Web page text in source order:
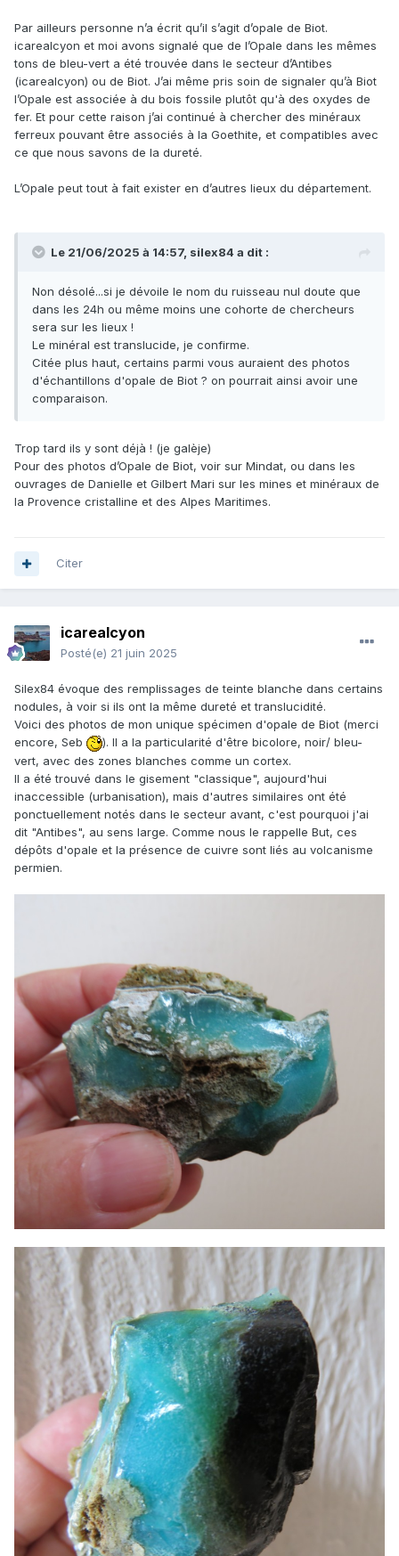
Par ailleurs personne n’a écrit qu’il s’agit d’opale de Biot.
icarealcyon et moi avons signalé que de l’Opale dans les mêmes
tons de bleu-vert a été trouvée dans le secteur d’Antibes
(icarealcyon) ou de Biot. J’ai même pris soin de signaler qu’à Biot
l’Opale est associée à du bois fossile plutôt qu'à des oxydes de
fer. Et pour cette raison j’ai continué à chercher des minéraux
ferreux pouvant être associés à la Goethite, et compatibles avec
ce que nous savons de la dureté.
L’Opale peut tout à fait exister en d’autres lieux du département.
Le 21/06/2025 à 14:57, silex84 a dit :
Non désolé...si je dévoile le nom du ruisseau nul doute que
dans les 24h ou même moins une cohorte de chercheurs
sera sur les lieux !
Le minéral est translucide, je confirme.
Citée plus haut, certains parmi vous auraient des photos
d'échantillons d'opale de Biot ? on pourrait ainsi avoir une
comparaison.
Trop tard ils y sont déjà ! (je galèje)
Pour des photos d’Opale de Biot, voir sur Mindat, ou dans les
ouvrages de Danielle et Gilbert Mari sur les mines et minéraux de
la Provence cristalline et des Alpes Maritimes.
Citer
icarealcyon
Posté(e) 21 juin 2025
Silex84 évoque des remplissages de teinte blanche dans certains
nodules, à voir si ils ont la même dureté et translucidité.
Voici des photos de mon unique spécimen d'opale de Biot (merci
encore, Seb
). Il a la particularité d'être bicolore, noir/ bleu-
vert, avec des zones blanches comme un cortex.
Il a été trouvé dans le gisement "classique", aujourd'hui
inaccessible (urbanisation), mais d'autres similaires ont été
ponctuellement notés dans le secteur avant, c'est pourquoi j'ai
dit "Antibes", au sens large. Comme nous le rappelle But, ces
dépôts d'opale et la présence de cuivre sont liés au volcanisme
permien.